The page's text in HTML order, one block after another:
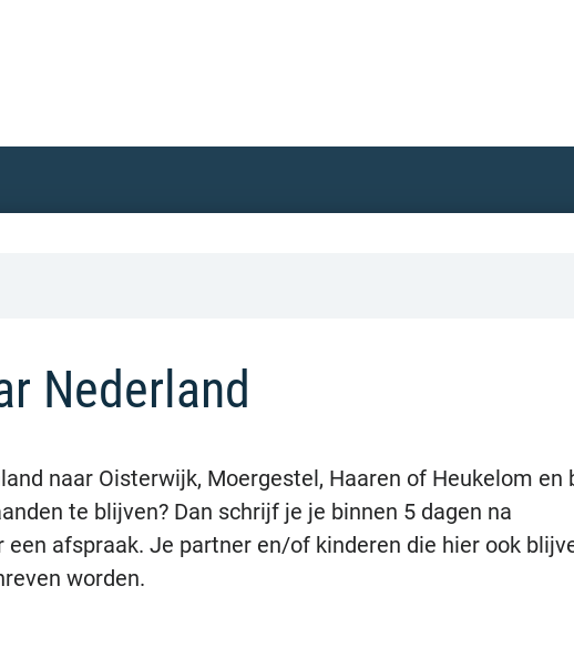
Nederland
naar Oisterwijk, Moergestel, Haaren of Heukelom en
te blijven? Dan schrijf je je binnen 5 dagen na
afspraak. Je partner en/of kinderen die hier ook
worden.